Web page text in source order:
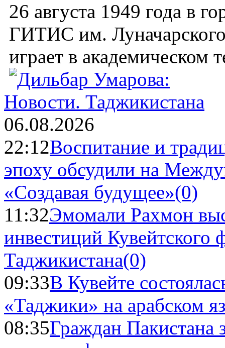
26 августа 1949 года в
ГИТИС им.
играет в академическом
Новости. Таджикистана
06.08.2026
22:12Воспитание и
эпоху обсудили на
«Создавая будущее»(0)
11:32Эмомали Рахмон
инвестиций Кувейтского
Таджикистана(0)
09:33В Кувейте
«Таджики» на арабском
08:35Граждан Пакистана